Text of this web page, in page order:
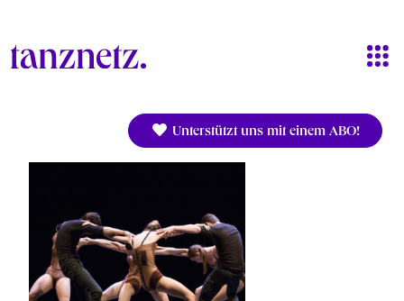
Unterstützt uns mit einem ABO!